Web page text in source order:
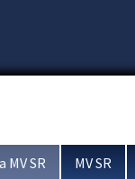
MV SR MV SR